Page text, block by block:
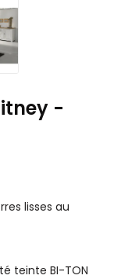
-
lisses au
teinte BI-TON